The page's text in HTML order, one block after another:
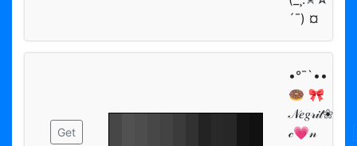
´¯) ¤
Get
•°¯`••
🍩 🎀
𝒩𝑒𝑔𝓇𝒾𝓉❀
𝒸💗𝓃